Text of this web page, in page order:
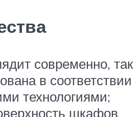
современно, так
в соответствии
технологиями;
шкафов